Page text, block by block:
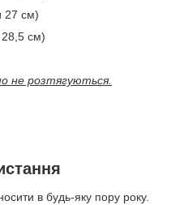
27 см)
28,5 см)
не розтягуються.
в будь-яку пору року.